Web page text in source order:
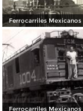
Ferrocarriles Mexicanos
Ferrocarriles Mexicanos